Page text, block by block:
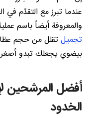
عندما تبرز مع التقدّم في
والمعروفة أيضاً باسم
تجميلتقلل من حجم
بيضوي يجعلك تبدو
أفضل المرشحين
الخدود